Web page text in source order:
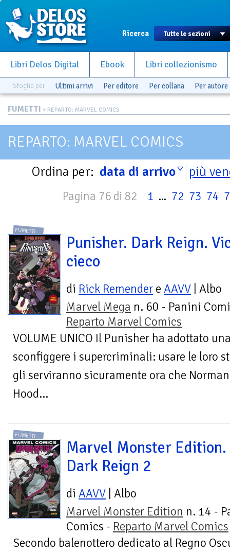
Ricerca
Libri Delos Digital Ebook Libri collezionismo
Sfoglia per Ultimi arrivi Per editore Per collana Per autore
FUMETTI > REPARTO: MARVEL COMICS
REPARTO: MARVEL COMICS
Ordina per: data di arrivo più
Pagina 76 di 82 1 ... 72 73 74
FUMETTI
Punisher. Dark Reign.
cieco
di Rick Remender e AAVV | Albo
Marvel Mega n. 60 - Panini
Reparto Marvel Comics
VOLUME UNICO Il Punisher ha adottato
sconfiggere i supercriminali: usare le loro
gli serviranno sicuramente ora che
Hood...
FUMETTI
Marvel Monster Edition.
Dark Reign 2
di AAVV | Albo
Marvel Monster Edition n. 14 -
Comics - Reparto Marvel Comics
Secondo balenottero dedicato al Regno